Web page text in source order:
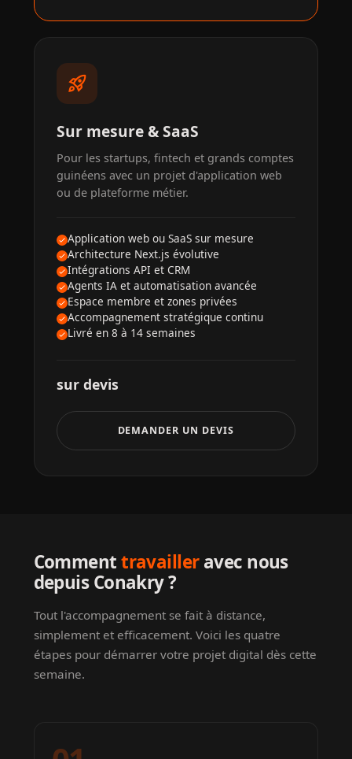
rocket_launch
Sur mesure & SaaS
Pour les startups, fintech et grands comptes
guinéens avec un projet d'application web
ou de plateforme métier.
Application web ou SaaS sur mesure
Architecture Next.js évolutive
Intégrations API et CRM
Agents IA et automatisation avancée
Espace membre et zones privées
Accompagnement stratégique continu
Livré en 8 à 14 semaines
sur devis
DEMANDER UN DEVIS
Commenttravailleravec nous
depuis Conakry ?
Tout l'accompagnement se fait à distance,
simplement et efficacement. Voici les quatre
étapes pour démarrer votre projet digital dès cette
semaine.